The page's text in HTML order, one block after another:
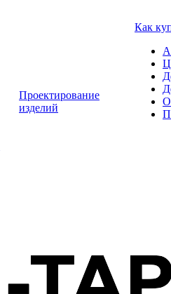
Проектирование
изделий
Как